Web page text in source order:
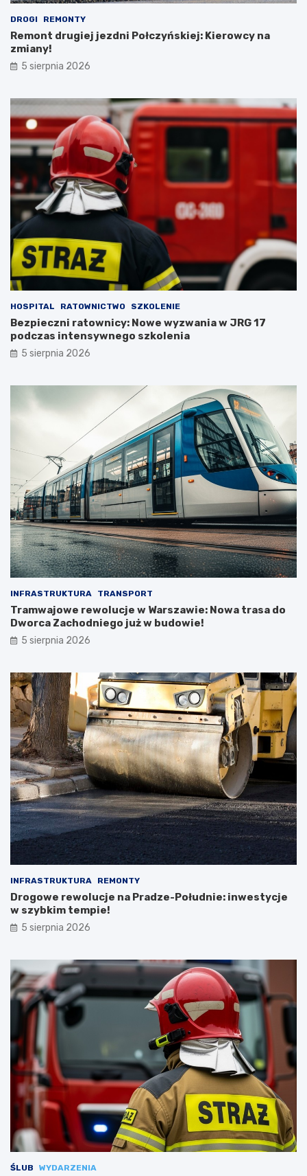
DROGI REMONTY
Remont drugiej jezdni Połczyńskiej: Kierowcy na
zmiany!
5 sierpnia 2026
HOSPITAL RATOWNICTWO SZKOLENIE
Bezpieczni ratownicy: Nowe wyzwania w JRG 17
podczas intensywnego szkolenia
5 sierpnia 2026
INFRASTRUKTURA TRANSPORT
Tramwajowe rewolucje w Warszawie: Nowa trasa do
Dworca Zachodniego już w budowie!
5 sierpnia 2026
INFRASTRUKTURA REMONTY
Drogowe rewolucje na Pradze-Południe: inwestycje
w szybkim tempie!
5 sierpnia 2026
ŚLUB WYDARZENIA